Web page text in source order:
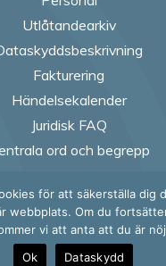
Utlåtandearkiv
Fakturering
Händelsekalender
Juridisk FAQ
ord och begrepp
Follow us
för att säkerställa dig
webbplats. Om du
vi att anta att du är
Ok
Dataskydd